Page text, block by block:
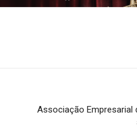
Associação Empresarial